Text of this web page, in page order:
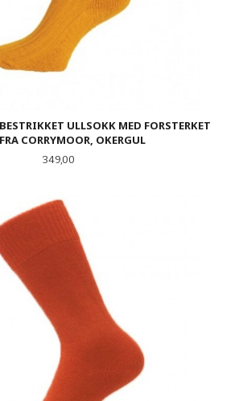
ULLSOKK MED FORSTERKET
CORRYMOOR, OKERGUL
Pris
349,00